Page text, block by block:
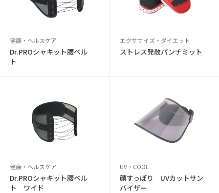
健康・ヘルスケア
Dr.PROシャキット腰ベル
ト
エクササイズ・ダイエット
ストレス発散パンチミット
健康・ヘルスケア
Dr.PROシャキット腰ベル
ト ワイド
UV・COOL
顔すっぽり UVカットサン
バイザー